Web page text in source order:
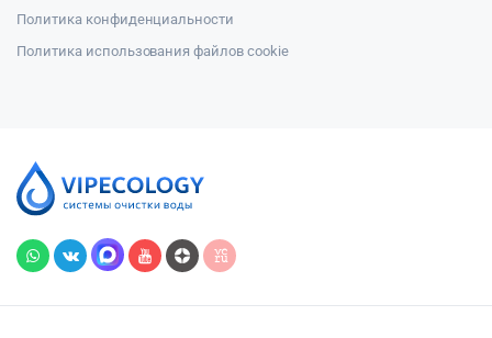
Политика конфиденциальности
Политика использования файлов cookie